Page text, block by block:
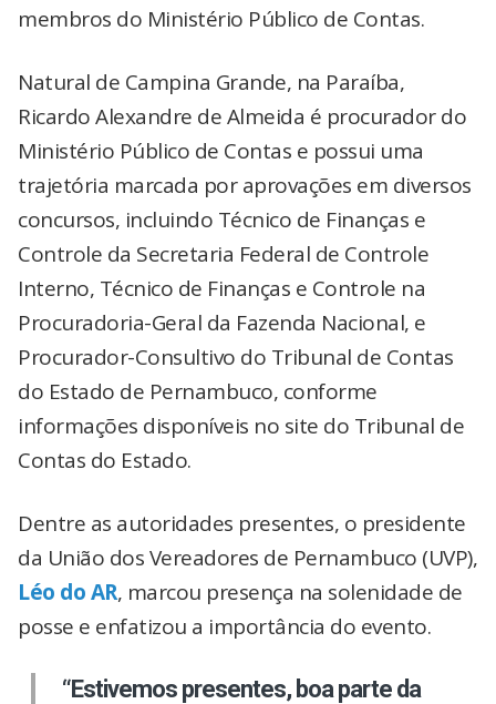
membros do Ministério Público de Contas.
Natural de Campina Grande, na Paraíba,
Ricardo Alexandre de Almeida é procurador do
Ministério Público de Contas e possui uma
trajetória marcada por aprovações em diversos
concursos, incluindo Técnico de Finanças e
Controle da Secretaria Federal de Controle
Interno, Técnico de Finanças e Controle na
Procuradoria-Geral da Fazenda Nacional, e
Procurador-Consultivo do Tribunal de Contas
do Estado de Pernambuco, conforme
informações disponíveis no site do Tribunal de
Contas do Estado.
Dentre as autoridades presentes, o presidente
da União dos Vereadores de Pernambuco (UVP),
Léo do AR, marcou presença na solenidade de
posse e enfatizou a importância do evento.
“Estivemos presentes, boa parte da